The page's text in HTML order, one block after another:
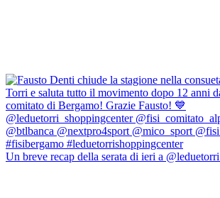
Un breve recap della serata di ieri a @leduetorri_